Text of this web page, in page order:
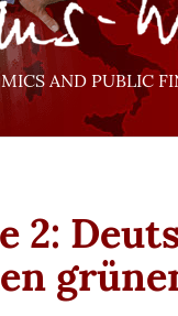
AND PUBLIC
2: